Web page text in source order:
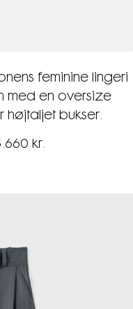
feminine lingeri
med en oversize
bukser.
kr.